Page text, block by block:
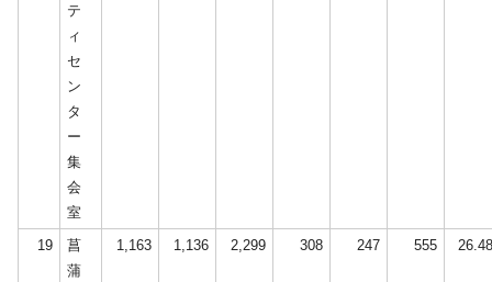
テ
ィ
セ
ン
タ
ー
集
会
室
19
菖
蒲
1,163 1,136 2,299 308 247 555 26.48